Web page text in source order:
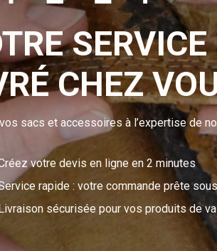
CHEZ
sacs et accessoires à l’expertise de
votre devis en ligne en 2 minutes
rapide : votre commande prête
sécurisée pour vos produits de